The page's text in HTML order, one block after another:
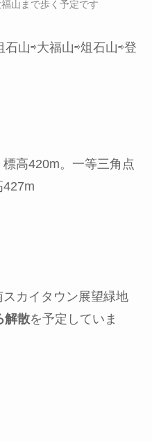
山まで歩く予定です
山⇨大福山⇨俎石山⇨登
高420m。一等三角点
427m
カイタウン展望緑地
解散を予定していま